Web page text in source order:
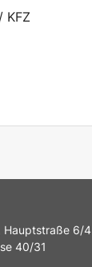
KFZ
Hauptstraße 6/4
40/31